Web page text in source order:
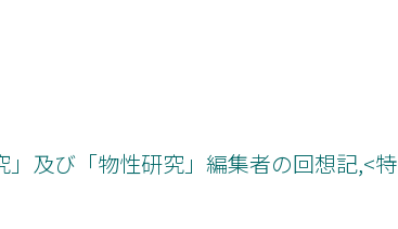
」及び「物性研究」編集者の回想記,<特